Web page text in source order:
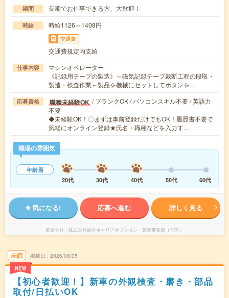
期間 長期でお仕事できる方、大歓迎！
時給 時給1126～1408円
交通費
交通費規定内支給
仕事内容
マシンオペレーター
《記録用テープの製造》～磁気記録テープ裁断工程の段取・
製造・検査作業～製品を機械にセットしてボタンを…
応募資格 職種未経験OK / ブランクOK / パソコンスキル不要 / 英語力
不要
◆未経験OK！〇まずは事前登録だけでもOK！履歴書不要で
気軽にオンライン登録★氏名・職種などを入力す…
職場の雰囲気
年齢層
20代
30代 40代 50代 60代
気になる! 応募へ進む 詳しく見る
派遣会社 株式会社綜合キャリアオプション 製造事業部（全国）
未読
NEW
掲載日 2026/08/05
【初心者歓迎！】新車の外観検査・磨き・部品
取付/日払いOK